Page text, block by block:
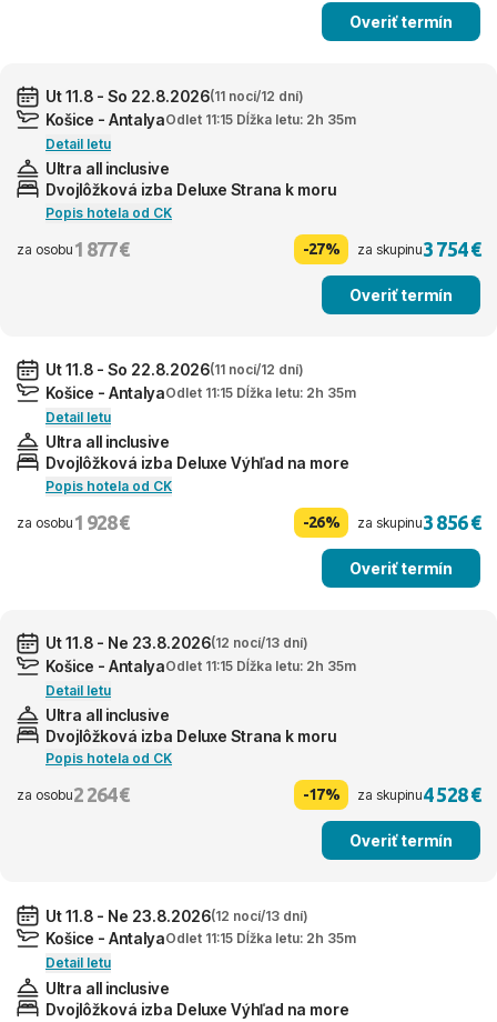
Overiť termín
Ut 11.8 - So 22.8.2026(11 nocí/12 dní)
Košice - AntalyaOdlet 11:15 Dĺžka letu: 2h 35m
Detail letu
Ultra all inclusive
Dvojlôžková izba Deluxe Strana k moru
Popis hotela od CK
za osobu 1 877 € -27% za skupinu3 754 €
Overiť termín
Ut 11.8 - So 22.8.2026(11 nocí/12 dní)
Košice - AntalyaOdlet 11:15 Dĺžka letu: 2h 35m
Detail letu
Ultra all inclusive
Dvojlôžková izba Deluxe Výhľad na more
Popis hotela od CK
za osobu 1 928 € -26% za skupinu3 856 €
Overiť termín
Ut 11.8 - Ne 23.8.2026(12 nocí/13 dní)
Košice - AntalyaOdlet 11:15 Dĺžka letu: 2h 35m
Detail letu
Ultra all inclusive
Dvojlôžková izba Deluxe Strana k moru
Popis hotela od CK
za osobu2 264 € -17% za skupinu4 528 €
Overiť termín
Ut 11.8 - Ne 23.8.2026(12 nocí/13 dní)
Košice - AntalyaOdlet 11:15 Dĺžka letu: 2h 35m
Detail letu
Ultra all inclusive
Dvojlôžková izba Deluxe Výhľad na more